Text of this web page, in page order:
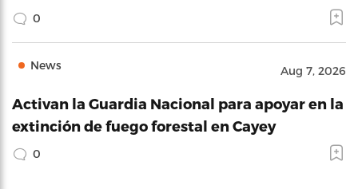
0
News Aug 7, 2026
Activan la Guardia Nacional para apoyar en la
extinción de fuego forestal en Cayey
0